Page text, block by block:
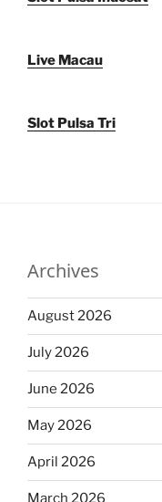
Live Macau
Slot Pulsa Tri
Archives
August 2026
July 2026
June 2026
May 2026
April 2026
March 2026